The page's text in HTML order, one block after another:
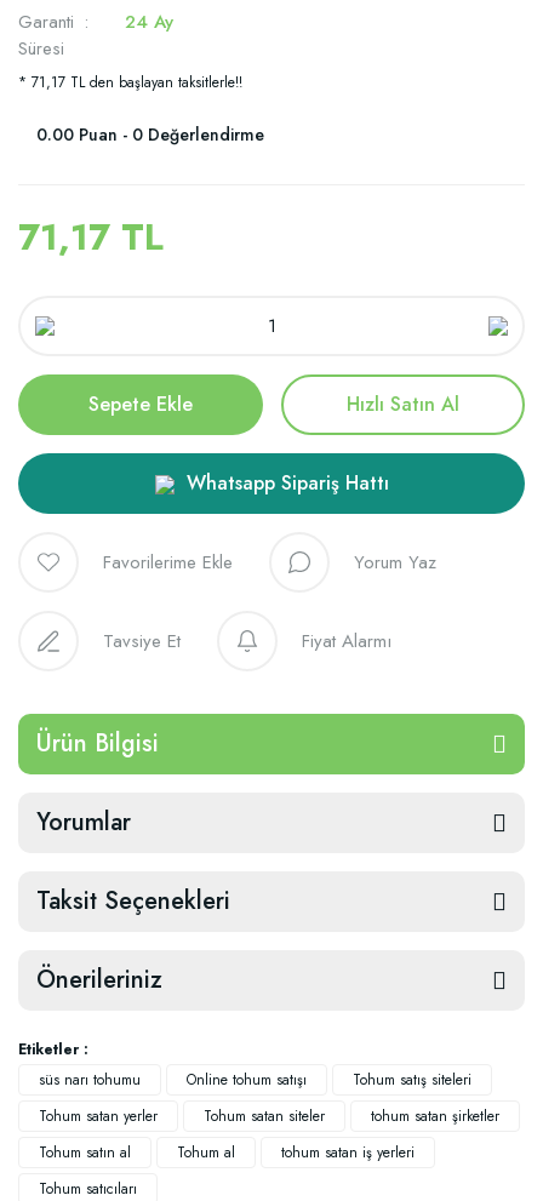
Garanti
Süresi
24 Ay
* 71,17 TL den başlayan taksitlerle!!
0.00 Puan - 0 Değerlendirme
71,17 TL
Sepete Ekle Hızlı Satın Al
Whatsapp Sipariş Hattı
Yorum Yaz
Tavsiye Et Fiyat Alarmı
Ürün Bilgisi
Yorumlar
Taksit Seçenekleri
Önerileriniz
Etiketler :
süs narı tohumu
Online tohum satışı
Tohum satış siteleri
Tohum satan yerler
Tohum satan siteler
tohum satan şirketler
Tohum satın al
Tohum al
tohum satan iş yerleri
Tohum satıcıları